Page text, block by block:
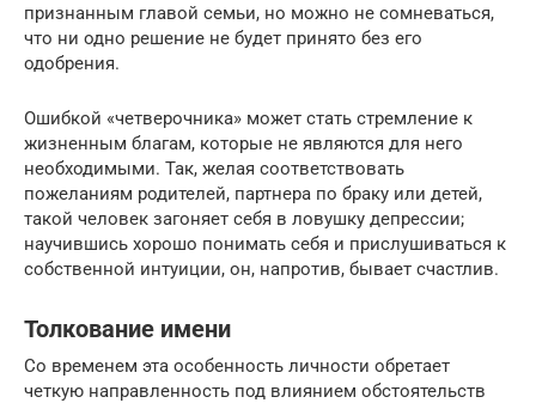
признанным главой семьи, но можно не сомневаться,
что ни одно решение не будет принято без его
одобрения.
Ошибкой «четверочника» может стать стремление к
жизненным благам, которые не являются для него
необходимыми. Так, желая соответствовать
пожеланиям родителей, партнера по браку или детей,
такой человек загоняет себя в ловушку депрессии;
научившись хорошо понимать себя и прислушиваться к
собственной интуиции, он, напротив, бывает счастлив.
Толкование имени
Со временем эта особенность личности обретает
четкую направленность под влиянием обстоятельств